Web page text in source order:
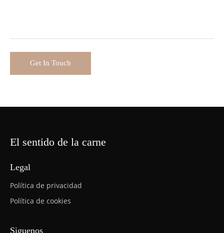
El sentido de la carne
Legal
Política de privacidad
Política de cookies
Siguenos